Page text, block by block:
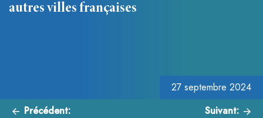
autres villes françaises
27 septembre 2024
Précédent: Suivant: